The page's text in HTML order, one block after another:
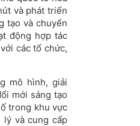
và phát triển
tạo và chuyển
động hợp tác
các tổ chức,
mô hình, giải
mới sáng tạo
trong khu vực
lý và cung cấp